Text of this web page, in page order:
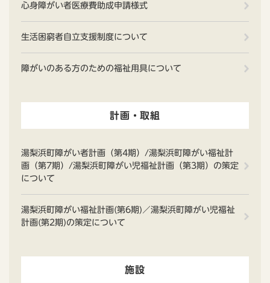
心身障がい者医療費助成申請様式
生活困窮者自立支援制度について
障がいのある方のための福祉用具について
計画・取組
湯梨浜町障がい者計画（第4期）/湯梨浜町障がい福祉計
画（第7期）/湯梨浜町障がい児福祉計画（第3期）の策定
について
湯梨浜町障がい福祉計画(第6期)／湯梨浜町障がい児福祉
計画(第2期)の策定について
施設